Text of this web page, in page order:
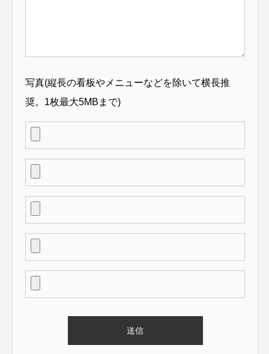
写真(縦長の看板やメニューなどを除いて横長推
奨。1枚最大5MBまで)